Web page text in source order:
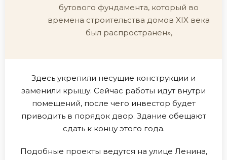
бутового фундамента, который во
времена строительства домов XIX века
был распространен»,
Здесь укрепили несущие конструкции и
заменили крышу. Сейчас работы идут внутри
помещений, после чего инвестор будет
приводить в порядок двор. Здание обещают
сдать к концу этого года.
Подобные проекты ведутся на улице Ленина,